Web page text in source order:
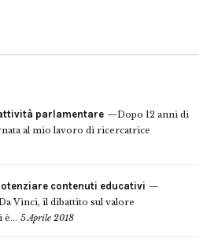
parlamentare
Dopo 12 anni di
al mio lavoro di ricercatrice
contenuti educativi
Vinci, il dibattito sul valore
è... 5 Aprile 2018